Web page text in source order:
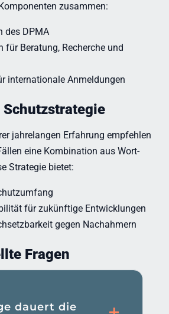
zusammen:
des DPMA
für Beratung, Recherche und
internationale Anmeldungen
jahrelangen Erfahrung empfehlen
eine Kombination aus Wort-
Strategie bietet:
für zukünftige Entwicklungen
gegen Nachahmern
Fragen
dauert die